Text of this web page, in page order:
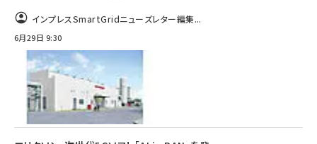
インプレスSmartGridニューズレター編集...
6月29日 9:30